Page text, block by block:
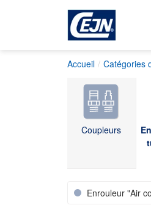
Accueil Catégories
Coupleurs
Enrouleur "Air